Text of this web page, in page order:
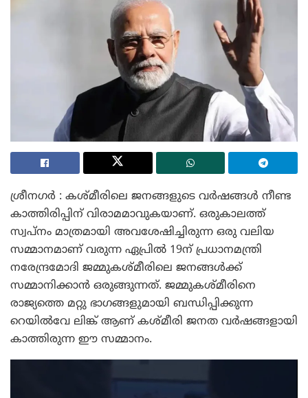
ശ്രീനഗർ : കശ്മീരിലെ ജനങ്ങളുടെ വർഷങ്ങൾ നീണ്ട
കാത്തിരിപ്പിന് വിരാമമാവുകയാണ്. ഒരുകാലത്ത്
സ്വപ്നം മാത്രമായി അവശേഷിച്ചിരുന്ന ഒരു വലിയ
സമ്മാനമാണ് വരുന്ന ഏപ്രിൽ 19ന് പ്രധാനമന്ത്രി
നരേന്ദ്രമോദി ജമ്മുകശ്മീരിലെ ജനങ്ങൾക്ക്
സമ്മാനിക്കാൻ ഒരുങ്ങുന്നത്. ജമ്മുകശ്മീരിനെ
രാജ്യത്തെ മറ്റു ഭാഗങ്ങളുമായി ബന്ധിപ്പിക്കുന്ന
റെയിൽവേ ലിങ്ക് ആണ് കശ്മീരി ജനത വർഷങ്ങളായി
കാത്തിരുന്ന ഈ സമ്മാനം.